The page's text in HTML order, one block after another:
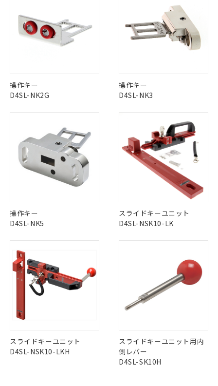
操作キー
D4SL-NK2G
操作キー
D4SL-NK3
操作キー
D4SL-NK5
スライドキーユニット
D4SL-NSK10-LK
スライドキーユニット
D4SL-NSK10-LKH
スライドキーユニット用内
側レバー
D4SL-SK10H
(税抜)を提供させていただくもので
す。
当社制御機器事業取扱商品の中には、
本サービスの対象外となる商品もある
タに基づき作成されるものであり、閲
覧された時点での実際の在庫および標
正式な納期状況および標準価格はお客
様のお取引先、またはお客様担当のオ
ムロン制御機器販売店・当社販売員に
ご相談ください。
オムロン制御機器販売店や当社販売拠
点は「販売ネットワーク
」をご確認
在庫状況および標準価格結果を当社の
事前の承諾なく第三者に漏洩または開
示しないようお願いします。
ビス）をご利用いただくには、I-Web
お客様が当ウェブサイト上で当社にご
登録された部品リストについて、当社
および当社の共同利用者が、当社の製
品・サービスに関するお客様との取
引・商談に必要な範囲で利用すること
の共同利用に関して"
の「1.共同利
用者の範囲」に記載されている法人を
非該当品：ライセンス料など無形物で、有
害物質有無と関係のない商品です。
仕入先様の事情により、非含有部品として
鉛(Pb) 1000ppm以下、 水銀(Hg) 1000ppm以下、 カド
ミウム(Cd) 100ppm以下、
類(PBB) 1000ppm以下、ポリ臭化ジフェニルエーテル類
ル) (DEHP)(別名：DOP) 1000ppm以下、フタル酸ブチ
ルベンジル（BBP） 1000ppm以下、フタル酸ジブチル
（DBP） 1000ppm以下、フタル酸ジイソブチル
(DIBP) 1000ppm以下
但し、RoHS指令で産業用監視および制御機器に対する
適用除外項目は除く。
フタル酸エステル類の４物質については閾値を超える意
図的な使用がないことを確認しています。
部品在庫の切り替え状況などにより、予定
※3 非含有証明書ダウンロード
下記の非含有証明書をダウンロードするこ
EU RoHS指令（10物質）の非含有証明書
51物質の非含有証明書（当社基準）
※本証明書は発行日時点で非含有を証明す
るもので、過去に遡って非含有を証明する
「○」：最大均質材料含有率が中国RoHSの
基準値以下であることを示します。
「×」：最大均質材料含有率が中国RoHSの
い合わせください。
*中国RoHS10物質の基準値 (GB/T26572)：
Pb(鉛) :1000ppm、 Hg(水銀) : 1000ppm、 Cd(カドミウ
Cr(Ⅵ)(六価クロム) : 1000ppm、 PBBs(ポリ臭化ビフェ
ニル類) : 1000ppm、 PBDEs(ポリ臭化ジフェニルエーテ
ル類) : 1000ppm、
DBP(フタル酸ジブチル) : 1000ppm、 DIBP(フタル酸ジ
イソブチル) : 1000ppm、 BBP(フタル酸ブチルベンジ
ル) : 1000ppm、
DEHP(フタル酸ビス(2-エチルヘキシル)) : 1000ppm
※2 環境保護使用期限
準値以下であることを示します。
「10」：通常の使用状況下において有害物
い合わせください。
（以下｢規制貨物等」という）を輸出
または国外への提供する場合は、日本
国政府の輸出許可(または役務取引許
当社は規制貨物を破棄する場合は、完
全に破砕するなど、違法に輸出されな
いよう必要な手段を講じます。
当社は貴社製品を、核兵器、ミサイ
ル、化学兵器、生物兵器またはその他
武器並びにこれらの製造装置等に一切
使用いたしません。
場合は、上記1、2および3の内容を当
該第三者に通知します。また当社は、
販売先および販売に係わる関係者が違
法に輸出するおそれがある場合は、取
号
一定数には満たないが在庫あり
－
在庫なし(最新の在庫状況につ
いては、お客様のお取引先、ま
たはお客様担当のオムロン制御
機器販売店・当社販売員にご確
白
情報を公開していない機種